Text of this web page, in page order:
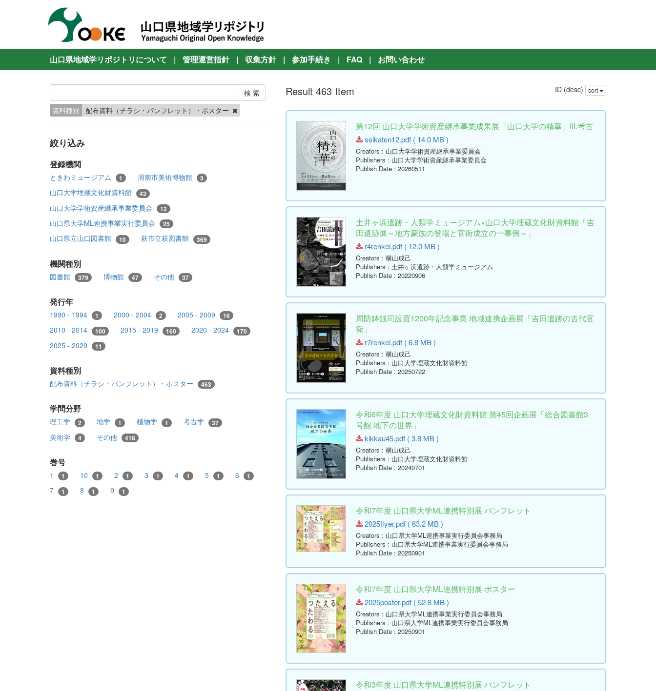
山口県地域学リポジトリについて | 管理運営指針 | 収集方針 | 参加手続き | FAQ | お問い合わせ
資料種別 配布資料（チラシ・パンフレット）・ポスター
絞り込み
登録機関
ときわミュージアム 1 周南市美術博物館 3
山口大学埋蔵文化財資料館 43
山口大学学術資産継承事業委員会 12
山口県大学ML連携事業実行委員会 25
山口県立山口図書館 10 萩市立萩図書館 369
機関種別
図書館 379 博物館 47 その他 37
発行年
1990 - 1994 1 2000 - 2004 2 2005 - 2009 16
2010 - 2014 100 2015 - 2019 160 2020 - 2024 170
2025 - 2029 11
資料種別
配布資料（チラシ・パンフレット）・ポスター 463
学問分野
理工学 2 地学 1 植物学 1 考古学 37
美術学 4 その他 418
巻号
1 1 10 1 2 1 3 1 4 1 5 1 6 1
7 1 8 1 9 1
Result 463 Item ID (desc) sort
第12回 山口大学学術資産継承事業成果展「山口大学の精華」III.考古
seikaten12.pdf ( 14.0 MB )
Creators : 山口大学学術資産継承事業委員会
Publishers : 山口大学学術資産継承事業委員会
Publish Date : 20260511
土井ヶ浜遺跡・人類学ミュージアム×山口大学埋蔵文化財資料館「吉
田遺跡展～地方豪族の登場と官衙成立の一事例～」
r4renkei.pdf ( 12.0 MB )
Creators : 横山成己
Publishers : 土井ヶ浜遺跡・人類学ミュージアム
Publish Date : 20220906
周防鋳銭司設置1200年記念事業 地域連携企画展「吉田遺跡の古代官
衙」
r7renkei.pdf ( 6.8 MB )
Creators : 横山成己
Publishers : 山口大学埋蔵文化財資料館
Publish Date : 20250722
令和6年度 山口大学埋蔵文化財資料館 第45回企画展「総合図書館3
号館 地下の世界」
kikkau45.pdf ( 3.8 MB )
Creators : 横山成己
Publishers : 山口大学埋蔵文化財資料館
Publish Date : 20240701
令和7年度 山口県大学ML連携特別展 パンフレット
2025flyer.pdf ( 63.2 MB )
Creators : 山口県大学ML連携事業実行委員会事務局
Publishers : 山口県大学ML連携事業実行委員会事務局
Publish Date : 20250901
令和7年度 山口県大学ML連携特別展 ポスター
2025poster.pdf ( 52.8 MB )
Creators : 山口県大学ML連携事業実行委員会事務局
Publishers : 山口県大学ML連携事業実行委員会事務局
Publish Date : 20250901
令和3年度 山口県大学ML連携特別展 パンフレット